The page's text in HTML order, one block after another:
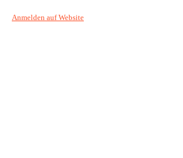
Anmelden auf Website